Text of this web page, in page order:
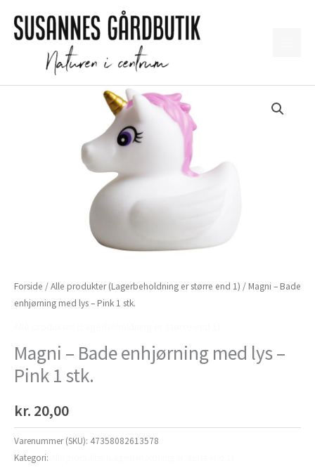
Forside /Alle produkter (Lagerbeholdning er større end 1) / Magni – Bade
enhjørning med lys – Pink 1 stk.
Magni – Bade enhjørning med lys –
Pink 1 stk.
kr. 20,00
Varenummer (SKU): 47358082613578
Kategori: